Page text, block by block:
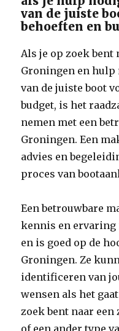
van de juiste
behoeften en
Als je op zoek bent
Groningen en hulp
van de juiste boot
budget, is het
nemen met een
Groningen. Een
advies en
proces van
Een betrouwbare
kennis en
en is goed op de
Groningen. Ze
identificeren van
wensen als het
zoek bent naar
of een ander type